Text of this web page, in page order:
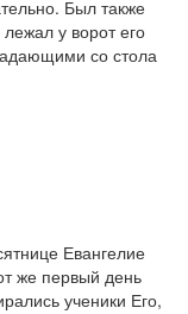
Был также
у ворот его
со стола
Евангелие
же первый день
ученики Его,